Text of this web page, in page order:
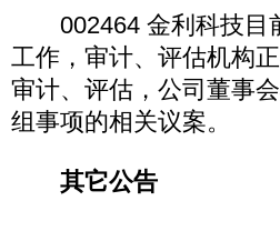
002464 金利科技目
工作，审计、评估机构
审计、评估，公司董事
组事项的相关议案。
其它公告